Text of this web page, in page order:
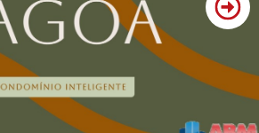
Favoritos
Cadastre seu imóvel
Área do Cliente